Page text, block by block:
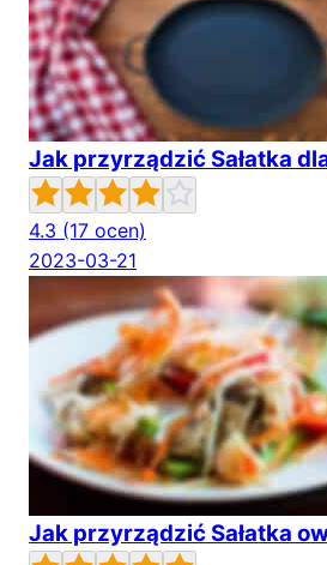
Jak przyrządzić Sałatka
4.3 (17 ocen)
2023-03-21
Jak przyrządzić Sałatka